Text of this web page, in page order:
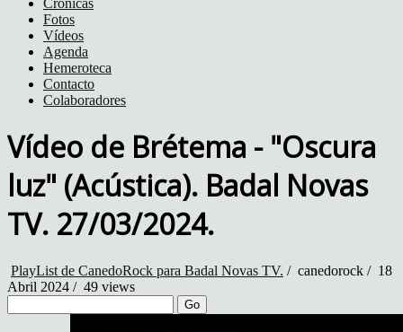
Crónicas
Fotos
Vídeos
Agenda
Hemeroteca
Contacto
Colaboradores
Vídeo de Brétema - "Oscura
luz" (Acústica). Badal Novas
TV. 27/03/2024.
PlayList de CanedoRock para Badal Novas TV. / canedorock / 18
Abril 2024 / 49 views
Go